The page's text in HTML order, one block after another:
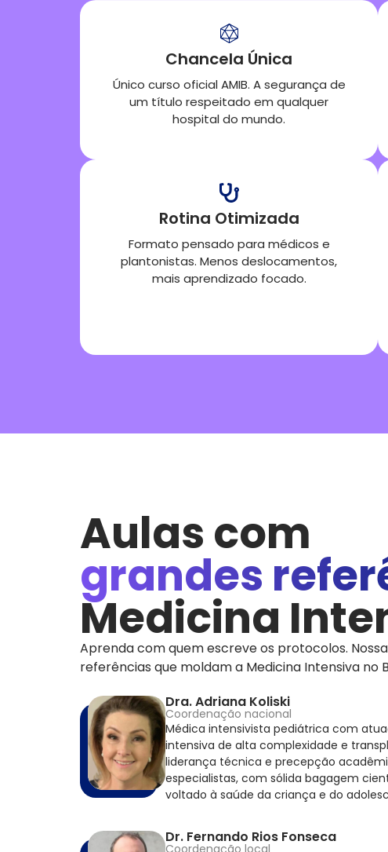
Chancela Única
Único curso oficial AMIB. A segurança de
um título respeitado em qualquer
hospital do mundo.
Rotina Otimizada
Formato pensado para médicos e
plantonistas. Menos deslocamentos,
mais aprendizado focado.
Aulas com
grandes
Medicina
Aprenda com quem escreve os protocolos.
referências que moldam a Medicina Intensiva no
Dra. Adriana Koliski
Coordenação nacional
Médica intensivista pediátrica com
intensiva de alta complexidade e
liderança técnica e precepção
especialistas, com sólida bagagem
voltado à saúde da criança e do
Dr. Fernando Rios Fonseca
Coordenação local